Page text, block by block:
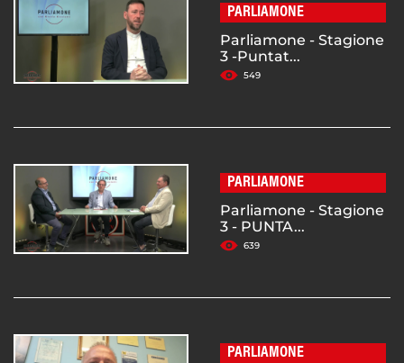
PARLIAMONE
Parliamone - Stagione
3 -Puntat...
549
PARLIAMONE
Parliamone - Stagione
3 - PUNTA...
639
PARLIAMONE